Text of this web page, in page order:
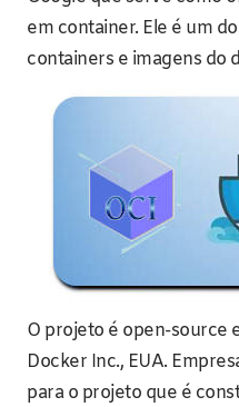
em container. Ele é um
containers e imagens do
O projeto é open-source
Docker Inc., EUA.
para o projeto que é